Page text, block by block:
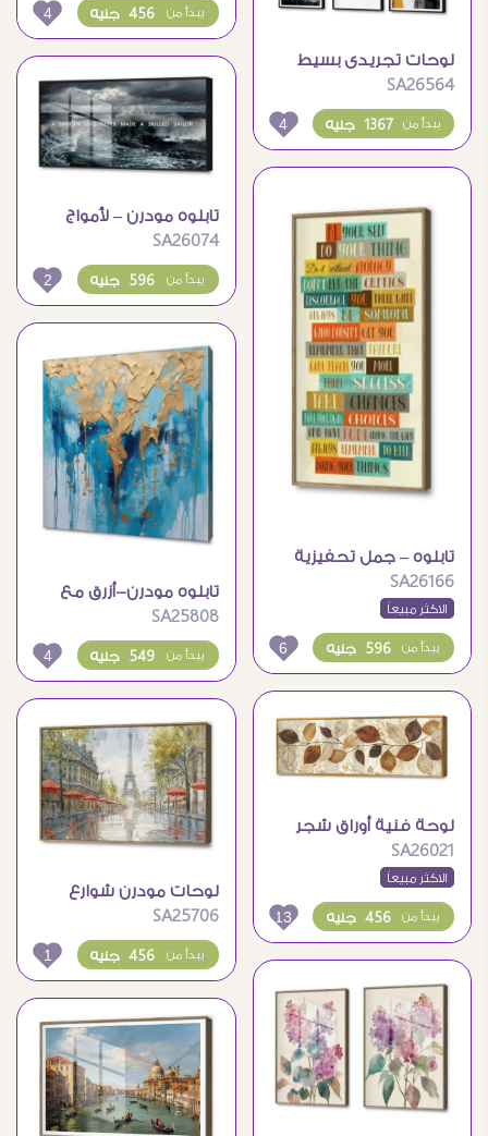
لوحات تجريدى بسيط
SA26564
1367 جنيه يبدأ من 4
456 جنيه يبدأ من 4
تابلوه – جمل تحفيزية
SA26166
الاكثر مبيعاً
596 جنيه يبدأ من 6
تابلوه مودرن – لأمواج
البحر
SA26074
596 جنيه يبدأ من 2
لوحة فنية أوراق شجر
بنية وذهبية
SA26021
الاكثر مبيعاً
456 جنيه يبدأ من 13
تابلوه مودرن-أزرق مع
الذهبي
SA25808
549 جنيه يبدأ من 4
لوحات مودرن شوارع
باريس
SA25706
456 جنيه يبدأ من 1